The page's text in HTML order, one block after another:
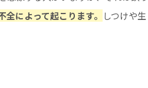
によって起こります。 しつけや生